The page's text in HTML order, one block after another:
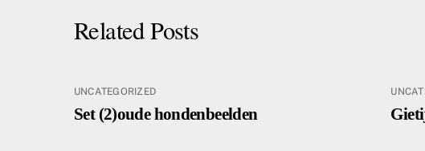
Related Posts
UNCATEGORIZED
Set (2)oude hondenbeelden